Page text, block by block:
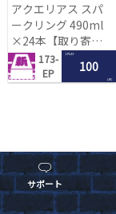
サポート
アクエリアス スパ
ークリング 490ml
×24本【取り寄せ
入荷後次第発送】
173-
EP
1 PLAY
100
LRC